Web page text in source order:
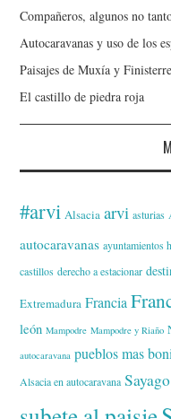
Compañeros, algunos no
Autocaravanas y uso de los
Paisajes de Muxía y
El castillo de piedra roja
#arvi Alsacia arvi asturias
autocaravanas ayuntamientos
castillos derecho a estacionar
Extremadura Francia
león Mampodre Mampodre y Riaño
autocaravana pueblos mas
Alsacia en autocaravana Sayago